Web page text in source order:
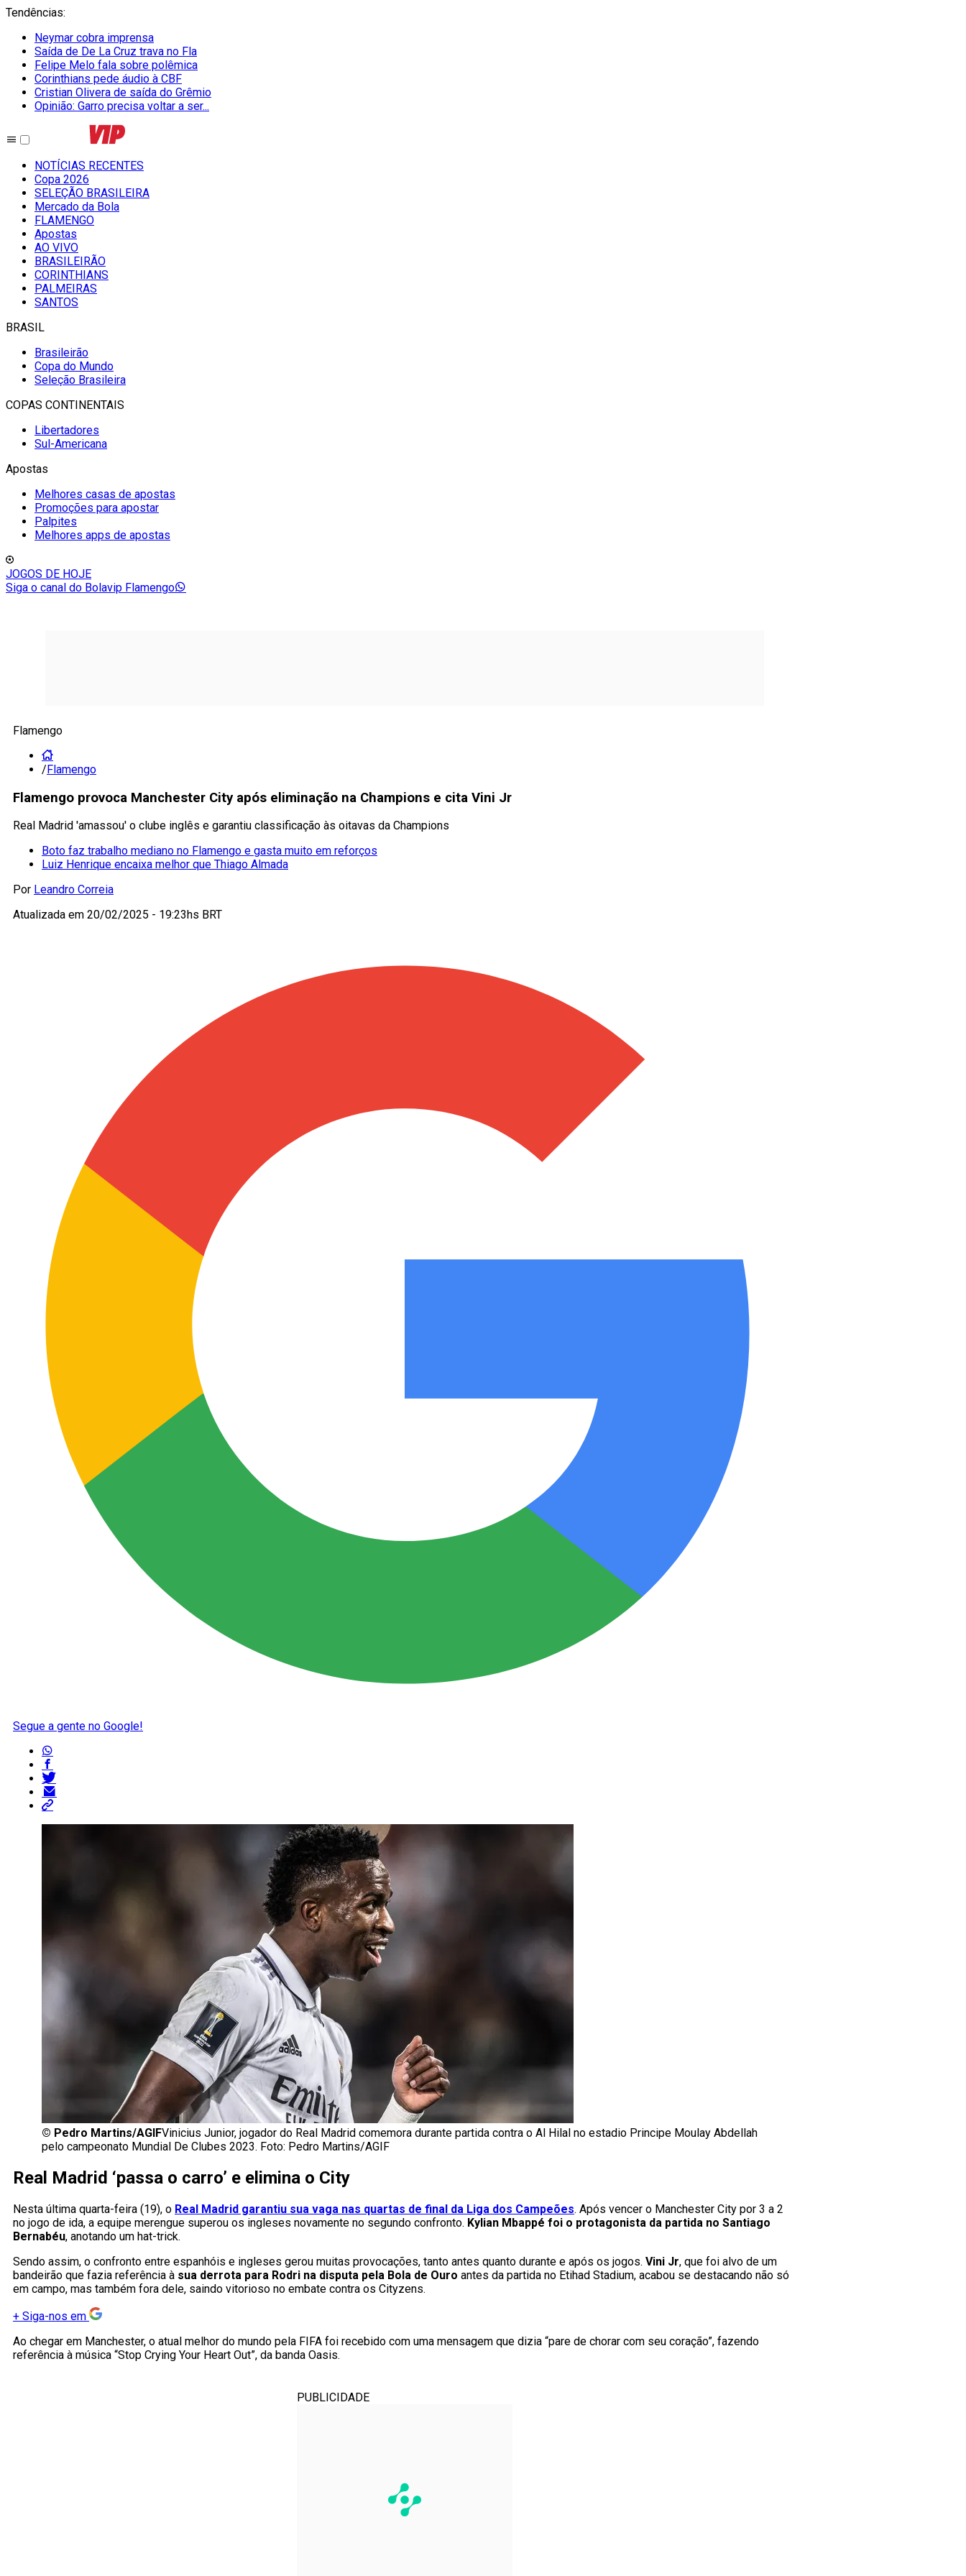
Tendências:
Neymar cobra imprensa
Saída de De La Cruz trava no Fla
Felipe Melo fala sobre polêmica
Corinthians pede áudio à CBF
Cristian Olivera de saída do Grêmio
Opinião: Garro precisa voltar a ser...
NOTÍCIAS RECENTES
Copa 2026
SELEÇÃO BRASILEIRA
Mercado da Bola
FLAMENGO
Apostas
AO VIVO
BRASILEIRÃO
CORINTHIANS
PALMEIRAS
SANTOS
BRASIL
Brasileirão
Copa do Mundo
Seleção Brasileira
COPAS CONTINENTAIS
Libertadores
Sul-Americana
Apostas
Melhores casas de apostas
Promoções para apostar
Palpites
Melhores apps de apostas
JOGOS DE HOJE
Siga o canal do Bolavip Flamengo
Flamengo
/Flamengo
Flamengo provoca Manchester City após eliminação na Champions e cita Vini Jr
Real Madrid 'amassou' o clube inglês e garantiu classificação às oitavas da Champions
Boto faz trabalho mediano no Flamengo e gasta muito em reforços
Luiz Henrique encaixa melhor que Thiago Almada
Por Leandro Correia
Atualizada em 20/02/2025 - 19:23hs BRT
Segue a gente no Google!
© Pedro Martins/AGIFVinicius Junior, jogador do Real Madrid comemora durante partida contra o Al Hilal no estadio Principe Moulay Abdellah
pelo campeonato Mundial De Clubes 2023. Foto: Pedro Martins/AGIF
Real Madrid ‘passa o carro’ e elimina o City
Nesta última quarta-feira (19), o Real Madrid garantiu sua vaga nas quartas de final da Liga dos Campeões. Após vencer o Manchester City por 3 a 2
no jogo de ida, a equipe merengue superou os ingleses novamente no segundo confronto. Kylian Mbappé foi o protagonista da partida no Santiago
Bernabéu, anotando um hat-trick.
Sendo assim, o confronto entre espanhóis e ingleses gerou muitas provocações, tanto antes quanto durante e após os jogos. Vini Jr, que foi alvo de um
bandeirão que fazia referência à sua derrota para Rodri na disputa pela Bola de Ouro antes da partida no Etihad Stadium, acabou se destacando não só
em campo, mas também fora dele, saindo vitorioso no embate contra os Cityzens.
+ Siga-nos em
Ao chegar em Manchester, o atual melhor do mundo pela FIFA foi recebido com uma mensagem que dizia “pare de chorar com seu coração”, fazendo
referência à música “Stop Crying Your Heart Out”, da banda Oasis.
PUBLICIDADE